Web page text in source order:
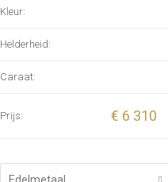
Kleur:
Helderheid:
Caraat:
Prijs: € 6 310